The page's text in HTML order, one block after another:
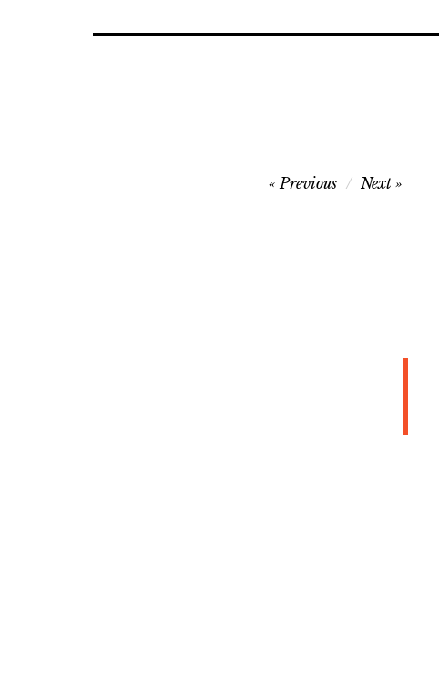
Previous Next